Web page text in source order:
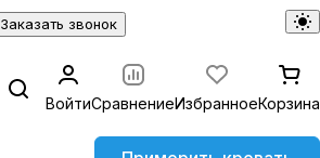
Заказать звонок
ВойтиСравнениеИзбранноеКорзина